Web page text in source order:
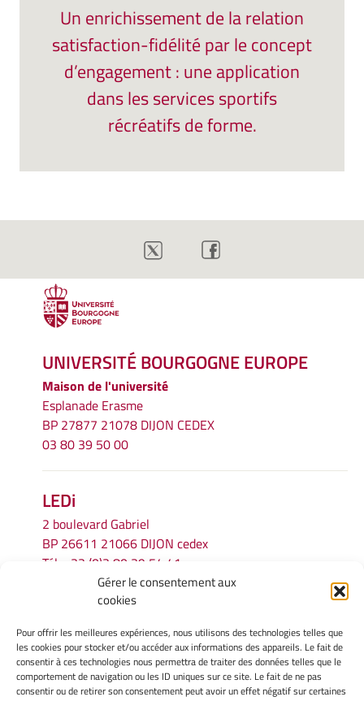
Gérer le consentement aux
cookies
Pour offrir les meilleures expériences, nous utilisons des technologies telles que
les cookies pour stocker et/ou accéder aux informations des appareils. Le fait de
consentir à ces technologies nous permettra de traiter des données telles que le
comportement de navigation ou les ID uniques sur ce site. Le fait de ne pas
consentir ou de retirer son consentement peut avoir un effet négatif sur certaines
Un enrichissement de la relation
satisfaction-fidélité par le concept
d’engagement : une application
dans les services sportifs
récréatifs de forme.
UNIVERSITÉ BOURGOGNE EUROPE
Maison de l'université
Esplanade Erasme
BP 27877 21078 DIJON CEDEX
03 80 39 50 00
LEDi
2 boulevard Gabriel
BP 26611 21066 DIJON cedex
Tél.
+33 (0)3 80 39 54 41
secretariat.ledi@u-bourgogne.fr
INFORMATIONS LÉGALES
Mentions légales
Gérer mes cookies